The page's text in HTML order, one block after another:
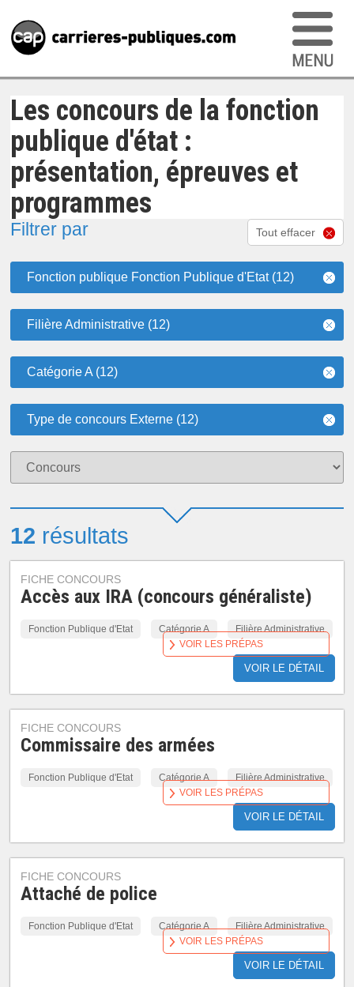
Les concours de la fonction
publique d'état :
présentation, épreuves et
programmes
Filtrer par Tout effacer
Fonction publique Fonction Publique d'Etat (12)
Filière Administrative (12)
Catégorie A (12)
Type de concours Externe (12)
12 résultats
FICHE CONCOURS
Accès aux IRA (concours généraliste)
Fonction Publique d'Etat Catégorie A Filière Administrative
VOIR LE DÉTAIL
VOIR LES PRÉPAS
FICHE CONCOURS
Commissaire des armées
Fonction Publique d'Etat Catégorie A Filière Administrative
VOIR LE DÉTAIL
VOIR LES PRÉPAS
FICHE CONCOURS
Attaché de police
Fonction Publique d'Etat Catégorie A Filière Administrative
VOIR LE DÉTAIL
VOIR LES PRÉPAS